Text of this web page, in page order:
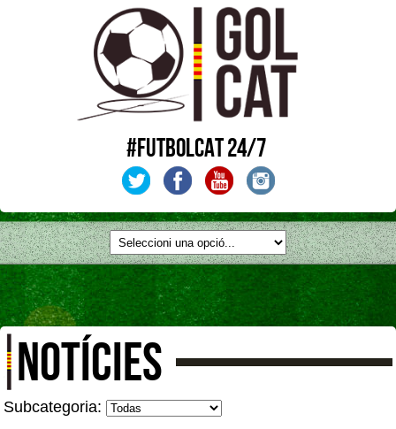
#FUTBOLCAT 24/7
NOTÍCIES
Subcategoria: